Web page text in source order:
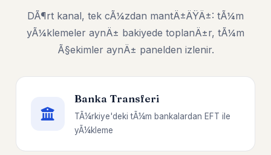
DÃ¶rt kanal, tek cÃ¼zdan mantÄ±ÄŸÄ±: tÃ¼m
yÃ¼klemeler aynÄ± bakiyede toplanÄ±r, tÃ¼m
Ã§ekimler aynÄ± panelden izlenir.
Banka Transferi
TÃ¼rkiye'deki tÃ¼m bankalardan EFT ile
yÃ¼kleme